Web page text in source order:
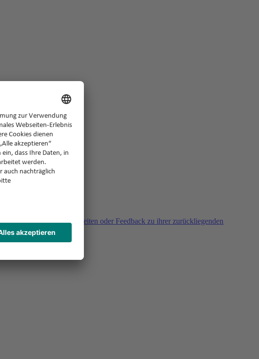
Sie haben Fragen, Unklarheiten oder Feedback zu ihrer zurückliegenden
Buchung?